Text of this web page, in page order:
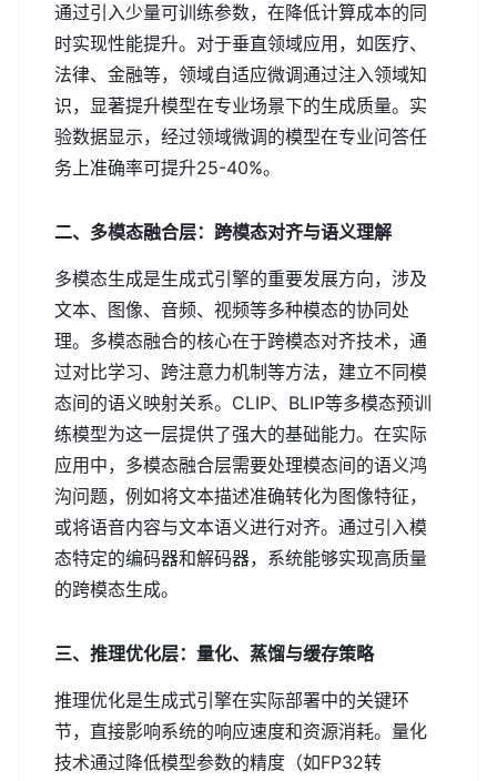
通过引入少量可训练参数，在降低计算成本的同
时实现性能提升。对于垂直领域应用，如医疗、
法律、金融等，领域自适应微调通过注入领域知
识，显著提升模型在专业场景下的生成质量。实
验数据显示，经过领域微调的模型在专业问答任
务上准确率可提升25-40%。
二、多模态融合层：跨模态对齐与语义理解
多模态生成是生成式引擎的重要发展方向，涉及
文本、图像、音频、视频等多种模态的协同处
理。多模态融合的核心在于跨模态对齐技术，通
过对比学习、跨注意力机制等方法，建立不同模
态间的语义映射关系。CLIP、BLIP等多模态预训
练模型为这一层提供了强大的基础能力。在实际
应用中，多模态融合层需要处理模态间的语义鸿
沟问题，例如将文本描述准确转化为图像特征，
或将语音内容与文本语义进行对齐。通过引入模
态特定的编码器和解码器，系统能够实现高质量
的跨模态生成。
三、推理优化层：量化、蒸馏与缓存策略
推理优化是生成式引擎在实际部署中的关键环
节，直接影响系统的响应速度和资源消耗。量化
技术通过降低模型参数的精度（如FP32转